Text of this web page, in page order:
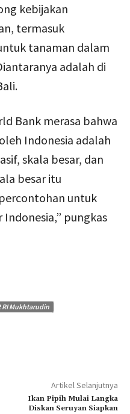
kebijakan
termasuk
tanaman dalam
adalah di
Bank merasa bahwa
Indonesia adalah
skala besar, dan
besar itu
untuk
pungkas
RI Mukhtarudin
Artikel Selanjutnya
Ikan Pipih Mulai Langka
Diskan Seruyan Siapkan